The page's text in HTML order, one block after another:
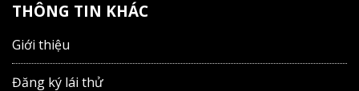
THÔNG TIN KHÁC
Giới thiệu
Đăng ký lái thử